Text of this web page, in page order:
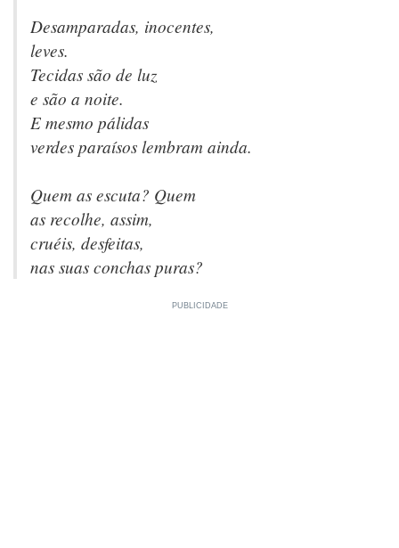
Desamparadas, inocentes,
leves.
Tecidas são de luz
e são a noite.
E mesmo pálidas
verdes paraísos lembram ainda.
Quem as escuta? Quem
as recolhe, assim,
cruéis, desfeitas,
nas suas conchas puras?